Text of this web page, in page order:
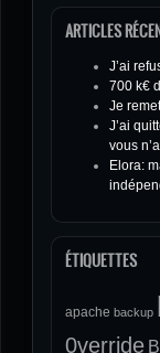
ARTICLES
J’ai
700 k€
Je
J’ai
vous
Elora:
ÉTIQUETTES
apache backup
0verride